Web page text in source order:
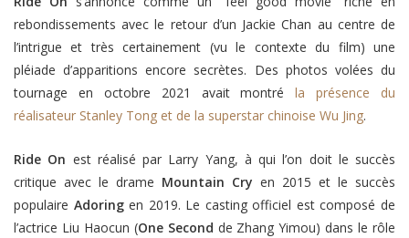
rebondissements avec le retour d’un Jackie Chan au centre de
l’intrigue et très certainement (vu le contexte du film) une
pléiade d’apparitions encore secrètes. Des photos volées du
tournage en octobre 2021 avait montréla présence du
réalisateur Stanley Tong et de la superstar chinoise Wu Jing.
Ride On est réalisé par Larry Yang, à qui l’on doit le succès
critique avec le drame Mountain Cry en 2015 et le succès
populaire Adoringen 2019. Le casting officiel est composé de
l’actrice Liu Haocun (One Second de Zhang Yimou) dans le rôle